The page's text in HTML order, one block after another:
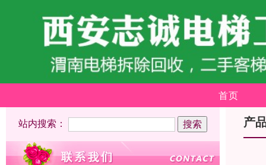
首页
站内搜索： 产